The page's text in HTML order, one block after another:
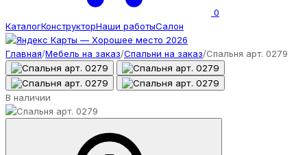
0
КаталогКонструкторНаши работыСалон
Главная/Мебель на заказ/Спальни на заказ/Спальня арт. 0279
В наличии